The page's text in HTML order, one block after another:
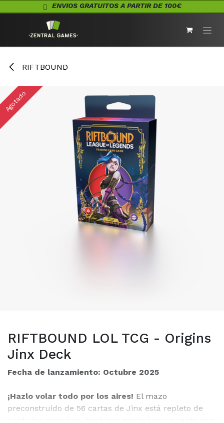
Ir al contenidoENVIOS GRATUITOS A PARTIR DE 100€
RIFTBOUND
Agotado
RIFTBOUND LOL TCG - Origins
Jinx Deck
Fecha de lanzamiento: Octubre 2025
¡Hazlo volar todo por los aires! El mazo
preconstruido de 56 cartas de Jinx está repleto de